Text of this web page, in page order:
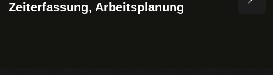
Zeiterfassung, Arbeitsplanung